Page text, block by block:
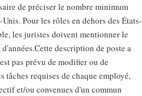
de préciser le nombre minimum
Pour les rôles en dehors des États-
les juristes doivent mentionner le
description de poste a
pas prévu de modifier ou de
requises de chaque employé,
et/ou convenues d'un commun